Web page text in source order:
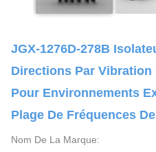
JGX-1276D-278B
Directions Par Vibration
Pour Environnements
Plage De Fréquences
Nom De La Marque: